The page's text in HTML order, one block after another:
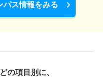
パス情報をみる
の項目別に、